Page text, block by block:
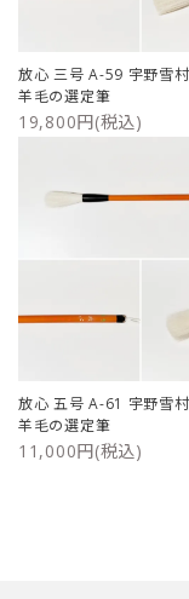
放心 三号 A-59 宇野雪
羊毛の選定筆
19,800円(税込)
放心 五号 A-61 宇野雪
羊毛の選定筆
11,000円(税込)